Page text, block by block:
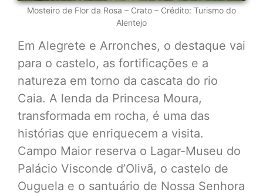
Mosteiro de Flor da Rosa – Crato – Crédito: Turismo do
Alentejo
Em Alegrete e Arronches, o destaque vai
para o castelo, as fortificações e a
natureza em torno da cascata do rio
Caia. A lenda da Princesa Moura,
transformada em rocha, é uma das
histórias que enriquecem a visita.
Campo Maior reserva o Lagar-Museu do
Palácio Visconde d’Olivã, o castelo de
Ouguela e o santuário de Nossa Senhora